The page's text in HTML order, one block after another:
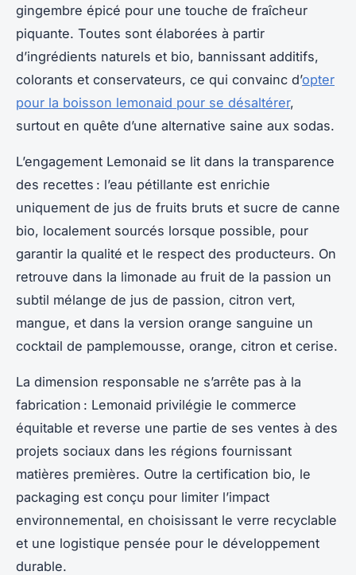
gingembre épicé pour une touche de fraîcheur
piquante. Toutes sont élaborées à partir
d’ingrédients naturels et bio, bannissant additifs,
colorants et conservateurs, ce qui convainc d’opter
pour la boisson lemonaid pour se désaltérer,
surtout en quête d’une alternative saine aux sodas.
L’engagement Lemonaid se lit dans la transparence
des recettes : l’eau pétillante est enrichie
uniquement de jus de fruits bruts et sucre de canne
bio, localement sourcés lorsque possible, pour
garantir la qualité et le respect des producteurs. On
retrouve dans la limonade au fruit de la passion un
subtil mélange de jus de passion, citron vert,
mangue, et dans la version orange sanguine un
cocktail de pamplemousse, orange, citron et cerise.
La dimension responsable ne s’arrête pas à la
fabrication : Lemonaid privilégie le commerce
équitable et reverse une partie de ses ventes à des
projets sociaux dans les régions fournissant
matières premières. Outre la certification bio, le
packaging est conçu pour limiter l’impact
environnemental, en choisissant le verre recyclable
et une logistique pensée pour le développement
durable.